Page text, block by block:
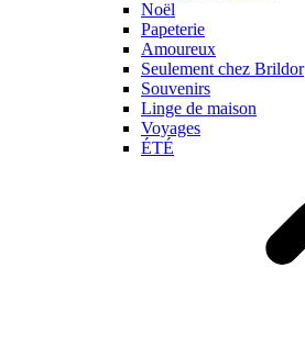
Noël
Papeterie
Amoureux
Seulement chez Brildor
Souvenirs
Linge de maison
Voyages
ÉTÉ